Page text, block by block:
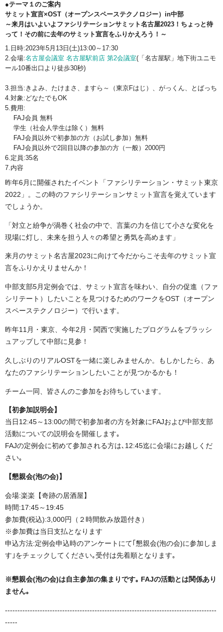
●テーマ１のご案内
サミット宣言×OST（オープンスペーステクノロジー）in中部
～来月はいよいよファシリテーションサミット名古屋2023！ちょっと待
って！その前に去年のサミット宣言をふりかえろう！～
1.日時:2023年5月13日(土)13:00～17:30
2.会場:名古屋会議室 名古屋駅前店 第2会議室( 「名古屋駅」地下街ユニモ
ール10番出口より徒歩30秒)
3.担当:きよみ、たけまさ、ますら～（東京Fはじ）、がっくん、とばっち
4.対象:どなたでもOK
5.費用:
FAJ会員 無料
学生（社会人学生は除く）無料
FAJ会員以外で初参加の方（お試し参加）無料
FAJ会員以外で2回目以降の参加の方（一般）2000円
6.定員:35名
7.内容
昨年6月に開催されたイベント「ファシリテーション・サミット東京
2022」。この時のファシリテーションサミット宣言を覚えています
でしょうか。
「対立と紛争が渦巻く社会の中で、言葉の力を信じて小さな変化を
現場に灯し、未来を担う人々の希望と勇気を高めます」
来月のサミット名古屋2023に向けて今だからこそ去年のサミット宣
言をふりかえりませんか！
中部支部5月定例会では、サミット宣言を味わい、自分の促進（ファ
シリテート）したいことを見つけるためのワークをOST（オープン
スペーステクノロジー）で行います。
昨年11月・東京、今年2月・関西で実施したプログラムをブラッシ
ュアップして中部に見参！
久しぶりのリアルOSTを一緒に楽しみませんか。もしかしたら、あ
なたのファシリテーションしたいことが見つかるかも！
チーム一同、皆さんのご参加をお待ちしています。
【初参加説明会】
当日12:45～13:00の間で初参加者の方を対象にFAJおよび中部支部
活動についての説明会を開催します｡
FAJの定例会に初めて参加される方は､12:45迄に会場にお越しくだ
さい｡
【懇親会(泡の会)】
会場:楽楽【奇跡の居酒屋】
時間:17:45～19:45
参加費(税込):3,000円（２時間飲み放題付き）
※参加費は当日支払となります
申込方法:定例会申込時のアンケートにて｢懇親会(泡の会)に参加しま
す｣をチェックしてください｡受付は先着順となります｡
※懇親会(泡の会)は自主参加の集まりです｡ FAJの活動とは関係あり
ません｡
-------------------------------------------------------------------------------------
-----